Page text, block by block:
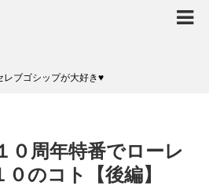
レブゴシップが大好き♥
０周年特番でローレ
のコト【後編】